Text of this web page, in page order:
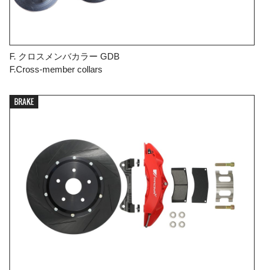
F. クロスメンバカラー GDB
F.Cross-member collars
BRAKE